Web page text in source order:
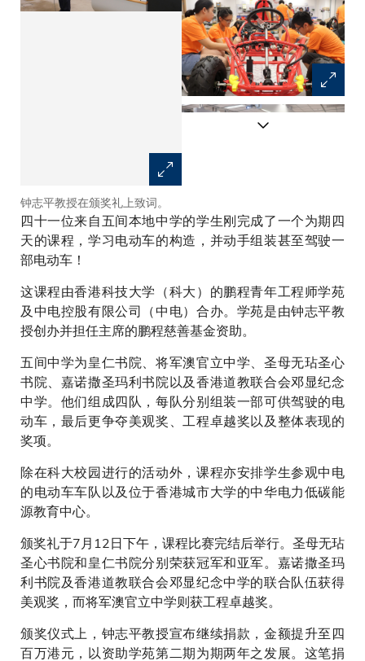
钟志平教授在颁奖礼上致词。
上。
四十一位来自五间本地中学的学生刚完成了一个为期四
天的课程，学习电动车的构造，并动手组装甚至驾驶一
部电动车！
这课程由香港科技大学（科大）的鹏程青年工程师学苑
及中电控股有限公司（中电）合办。学苑是由钟志平教
授创办并担任主席的鹏程慈善基金资助。
五间中学为皇仁书院、将军澳官立中学、圣母无玷圣心
书院、嘉诺撒圣玛利书院以及香港道教联合会邓显纪念
中学。他们组成四队，每队分别组装一部可供驾驶的电
动车，最后更争夺美观奖、工程卓越奖以及整体表现的
奖项。
除在科大校园进行的活动外，课程亦安排学生参观中电
的电动车车队以及位于香港城市大学的中华电力低碳能
源教育中心。
颁奖礼于7月12日下午，课程比赛完结后举行。圣母无玷
圣心书院和皇仁书院分别荣获冠军和亚军。嘉诺撒圣玛
利书院及香港道教联合会邓显纪念中学的联合队伍获得
美观奖，而将军澳官立中学则获工程卓越奖。
颁奖仪式上，钟志平教授宣布继续捐款，金额提升至四
百万港元，以资助学苑第二期为期两年之发展。这笔捐